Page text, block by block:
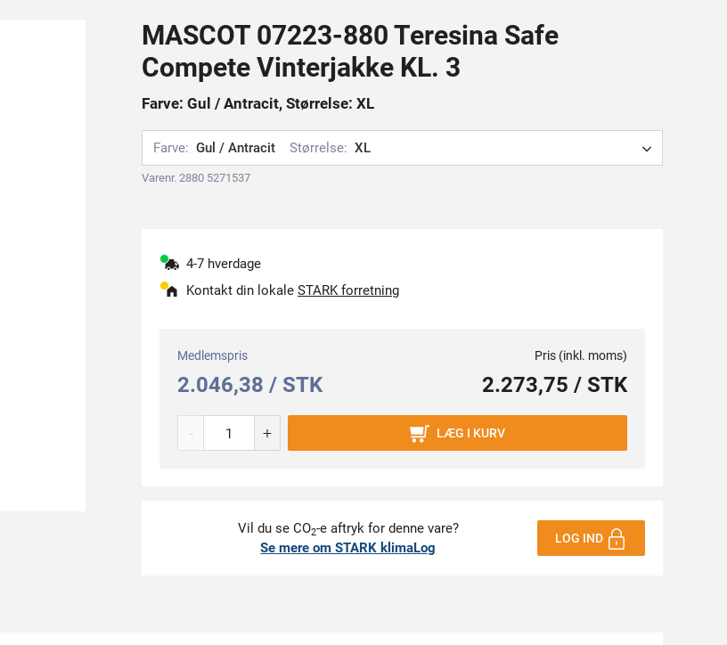
MASCOT 07223-880 Teresina Safe
Compete Vinterjakke KL. 3
Farve: Gul / Antracit, Størrelse: XL
Farve: Gul / Antracit Størrelse: XL
Varenr. 2880 5271537
4-7 hverdage
Kontakt din lokale STARK forretning
Medlemspris
2.046,38 / STK
Pris (inkl. moms)
2.273,75 / STK
- + LÆG I KURV
Vil du se CO2-e aftryk for denne vare?
Se mere om STARK klimaLog
LOG IND